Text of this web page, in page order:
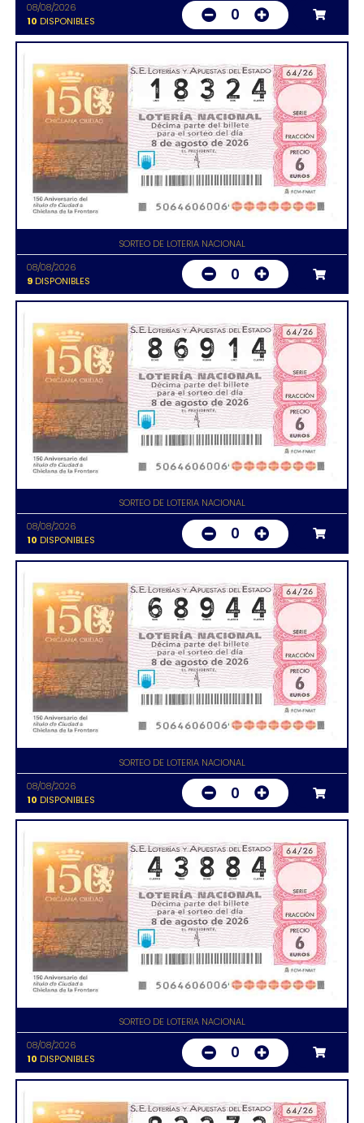
08/08/2026
10 DISPONIBLES 0
SORTEO DE LOTERIA NACIONAL
08/08/2026
9DISPONIBLES 0
SORTEO DE LOTERIA NACIONAL
08/08/2026
10 DISPONIBLES 0
SORTEO DE LOTERIA NACIONAL
08/08/2026
10 DISPONIBLES 0
SORTEO DE LOTERIA NACIONAL
08/08/2026
10 DISPONIBLES 0